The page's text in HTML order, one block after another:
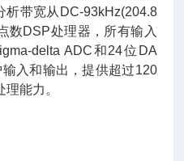
析带宽从DC-93kHz(204.8
数DSP处理器，所有输入
delta ADC和24位DA
入和输出，提供超过120
能力。